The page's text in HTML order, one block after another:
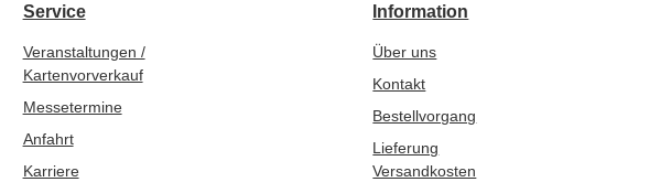
Service
Veranstaltungen /
Kartenvorverkauf
Messetermine
Anfahrt
Karriere
Information
Über uns
Kontakt
Bestellvorgang
Lieferung
Versandkosten